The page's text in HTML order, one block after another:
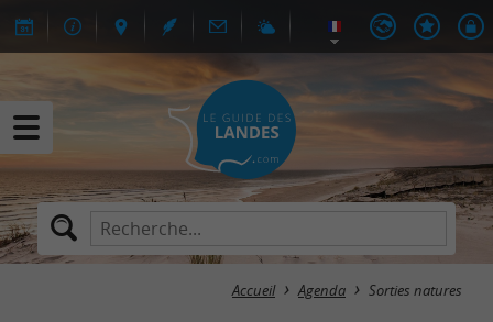
Accueil Agenda Sorties natures